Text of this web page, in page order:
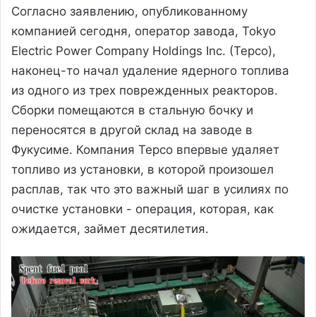
Согласно заявлению, опубликованному
компанией сегодня, оператор завода, Tokyo
Electric Power Company Holdings Inc. (Tepco),
наконец-то начал удаление ядерного топлива
из одного из трех поврежденных реакторов.
Сборки помещаются в стальную бочку и
переносятся в другой склад на заводе в
Фукусиме. Компания Tepco впервые удаляет
топливо из установки, в которой произошел
расплав, так что это важный шаг в усилиях по
очистке установки - операция, которая, как
ожидается, займет десятилетия.